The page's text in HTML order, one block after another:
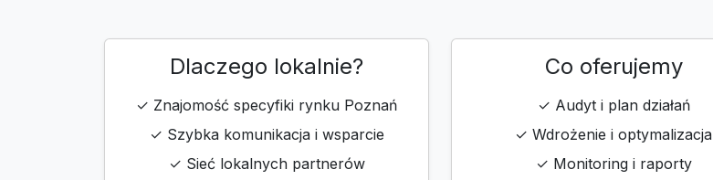
Dlaczego lokalnie?
✓ Znajomość specyfiki rynku Poznań
✓ Szybka komunikacja i wsparcie
✓ Sieć lokalnych partnerów
Co oferujemy
✓ Audyt i plan działań
✓ Wdrożenie i optymalizacja
✓ Monitoring i raporty